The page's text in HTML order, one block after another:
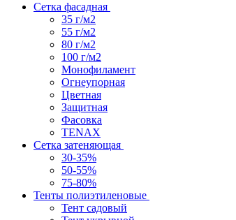
Сетка фасадная
35 г/м2
55 г/м2
80 г/м2
100 г/м2
Монофиламент
Огнеупорная
Цветная
Защитная
Фасовка
TENAX
Сетка затеняющая
30-35%
50-55%
75-80%
Тенты полиэтиленовые
Тент садовый